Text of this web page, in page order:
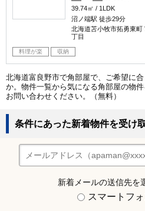
39.74㎡
1LDK
沼ノ端駅 徒歩29分
北海道苫小牧市拓勇東町
丁目
料理が楽 収納
北海道富良野市で角部屋で、ご希望に
か。物件一覧から気になる角部屋の物
お問い合わせください。（無料）
条件にあった新着物件を受け
新着メールの送信先を
スマートフ